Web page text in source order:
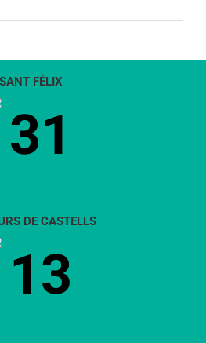
SANT FÈLIX
31
DE CASTELLS
13